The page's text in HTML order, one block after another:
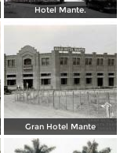
Hotel Mante.
Gran Hotel Mante